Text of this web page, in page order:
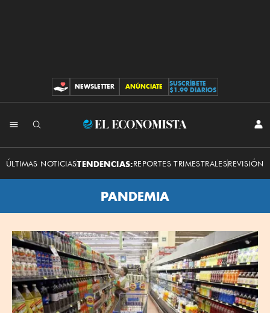
CONTRIBUCIONES
NEWSLETTER ANÚNCIATE
SUSCRÍBETE
$1.99 DIARIOS
El
Economista
ÚLTIMAS NOTICIASTENDENCIAS:REPORTES TRIMESTRALESREVISIÓN
PANDEMIA